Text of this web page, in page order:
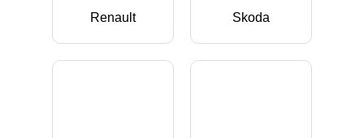
Renault Skoda